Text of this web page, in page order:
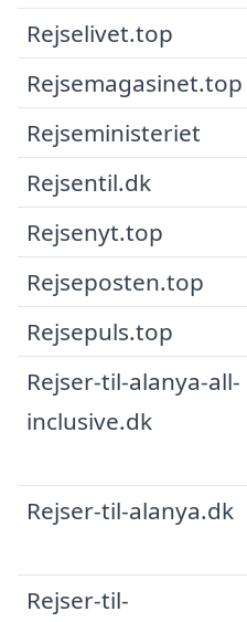
Rejselivet.top
Rejsemagasinet.top
Rejseministeriet
Rejsentil.dk
Rejsenyt.top
Rejseposten.top
Rejsepuls.top
Rejser-til-alanya-all-
inclusive.dk
Rejser-til-alanya.dk
Rejser-til-